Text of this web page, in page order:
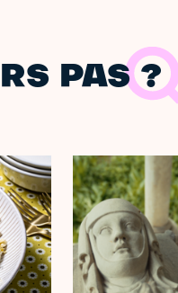
PAS ?